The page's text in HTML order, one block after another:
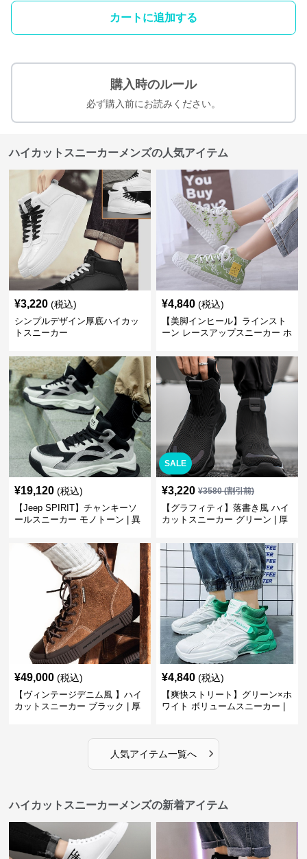
カートに追加する
購入時のルール
必ず購入前にお読みください。
ハイカットスニーカーメンズの人気アイテム
¥3,220 (税込)
シンプルデザイン厚底ハイカッ
トスニーカー
¥4,840 (税込)
【美脚インヒール】ラインスト
ーン レースアップスニーカー ホ
¥19,120 (税込)
【Jeep SPIRIT】チャンキーソ
ールスニーカー モノトーン | 異
SALE
¥3,220 ¥3580(割引前)
【グラフィティ】落書き風 ハイ
カットスニーカー グリーン | 厚
¥49,000 (税込)
【ヴィンテージデニム風 】ハイ
カットスニーカー ブラック | 厚
¥4,840 (税込)
【爽快ストリート】グリーン×ホ
ワイト ボリュームスニーカー |
人気アイテム一覧へ ›
ハイカットスニーカーメンズの新着アイテム